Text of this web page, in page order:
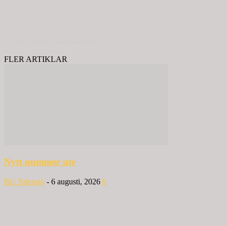
FLER ARTIKLAR
Nytt nummer ute
BG Nilensjö - 6 augusti, 2026 0